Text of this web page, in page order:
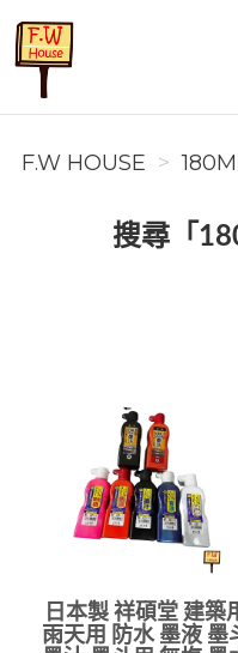
F.W House
F.W HOUSE
搜尋「
日本製 祥碩堂 建築
雨天用 防水 墨液 墨